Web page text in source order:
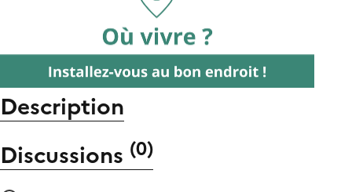
Description
Discussions (0)